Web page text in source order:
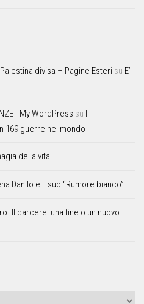
divisa – Pagine Esteri su E’
- My WordPress su Il
169 guerre nel mondo
della vita
Danilo e il suo “Rumore bianco”
Il carcere: una fine o un nuovo